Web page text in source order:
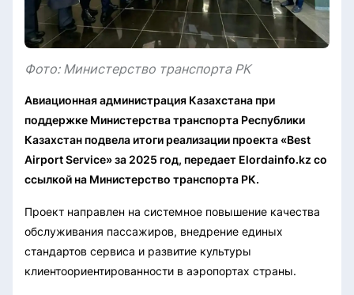
Фото: Министерство транспорта РК
Авиационная администрация Казахстана при
поддержке Министерства транспорта Республики
Казахстан подвела итоги реализации проекта «Best
Airport Service» за 2025 год, передает Elordainfo.kz со
ссылкой на Министерство транспорта РК.
Проект направлен на системное повышение качества
обслуживания пассажиров, внедрение единых
стандартов сервиса и развитие культуры
клиентоориентированности в аэропортах страны.